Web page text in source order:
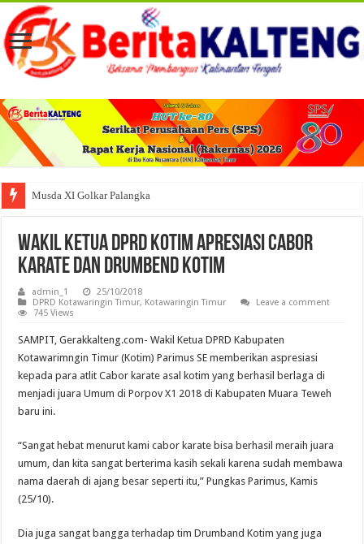
Musda XI Golkar Palangka Raya Perkuat S
Wakil Ketua DPRD Kotim Apresiasi Cabor
Karate dan Drumbend Kotim
admin_1
25/10/2018
DPRD Kotawaringin Timur, Kotawaringin Timur
Leave a comment
745 Views
SAMPIT, Gerakkalteng.com- Wakil Ketua DPRD Kabupaten
Kotawarimngin Timur (Kotim) Parimus SE memberikan aspresiasi
kepada para atlit Cabor karate asal kotim yang berhasil berlaga di
menjadi juara Umum di Porpov X1 2018 di Kabupaten Muara Teweh
baru ini.
“Sangat hebat menurut kami cabor karate bisa berhasil meraih juara
umum, dan kita sangat berterima kasih sekali karena sudah membawa
nama daerah di ajang besar seperti itu,” Pungkas Parimus, Kamis
(25/10).
Dia juga sangat bangga terhadap tim Drumband Kotim yang juga